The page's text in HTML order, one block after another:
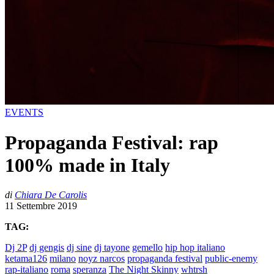
EVENTS
Propaganda Festival: rap
100% made in Italy
di Chiara De Carolis
11 Settembre 2019
TAG:
Dj 2P dj gengis dj sine dj tayone gemello hip hop italiano
ketama126 milano noyz narcos propaganda festival public-enemy
rap-italiano roma speranza The Night Skinny whtrsh